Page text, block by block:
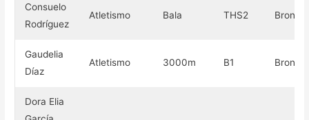
Consuelo
Rodríguez
Atletismo Bala THS2 Bronce
Gaudelia
Díaz
Atletismo 3000m B1 Bronce
Dora Elia